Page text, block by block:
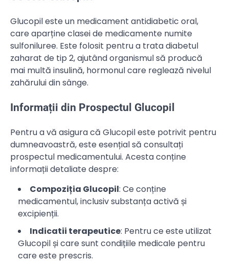
Glucopil este un medicament antidiabetic oral,
care aparține clasei de medicamente numite
sulfoniluree. Este folosit pentru a trata diabetul
zaharat de tip 2, ajutând organismul să producă
mai multă insulină, hormonul care reglează nivelul
zahărului din sânge.
Informații din Prospectul Glucopil
Pentru a vă asigura că Glucopil este potrivit pentru
dumneavoastră, este esențial să consultați
prospectul medicamentului. Acesta conține
informații detaliate despre:
Compoziția Glucopil: Ce conține
medicamentul, inclusiv substanța activă și
excipienții.
Indicatii terapeutice: Pentru ce este utilizat
Glucopil și care sunt condițiile medicale pentru
care este prescris.